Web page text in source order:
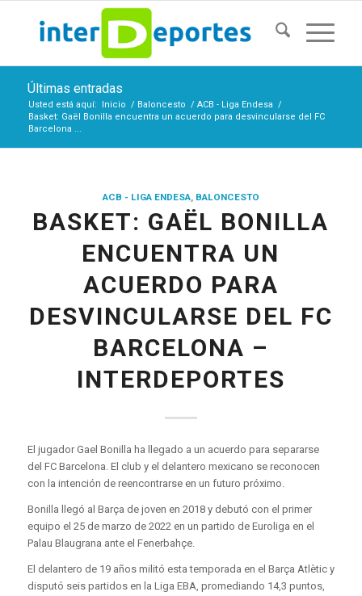
Últimas entradas
Usted está aquí: Inicio / Baloncesto / ACB - Liga Endesa /
Basket: Gaël Bonilla encuentra un acuerdo para desvincularse del FC
Barcelona ...
ACB - LIGA ENDESA, BALONCESTO
BASKET: GAËL BONILLA
ENCUENTRA UN
ACUERDO PARA
DESVINCULARSE DEL FC
BARCELONA –
INTERDEPORTES
El jugador Gael Bonilla ha llegado a un acuerdo para separarse
del FC Barcelona. El club y el delantero mexicano se reconocen
con la intención de reencontrarse en un futuro próximo.
Bonilla llegó al Barça de joven en 2018 y debutó con el primer
equipo el 25 de marzo de 2022 en un partido de Euroliga en el
Palau Blaugrana ante el Fenerbahçe.
El delantero de 19 años militó esta temporada en el Barça Atlètic y
disputó seis partidos en la Liga EBA, promediando 14,3 puntos,